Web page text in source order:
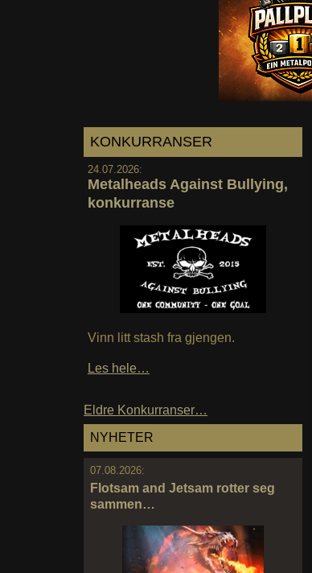
KONKURRANSER
24.07.2026:
Metalheads Against Bullying,
konkurranse
Vinn litt stash fra gjengen.
Les hele…
Eldre Konkurranser…
NYHETER
07.08.2026:
Flotsam and Jetsam rotter seg
sammen…